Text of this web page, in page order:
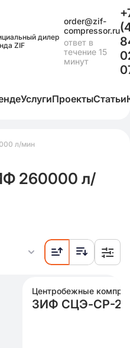
дилер
ZIF
order@zif-
compressor.ru
ответ в
течение 15
минут
УслугиПроектыСтатьи
л/мин
260000 л/
Центробежные
ЗИФ СЦЭ-СР-